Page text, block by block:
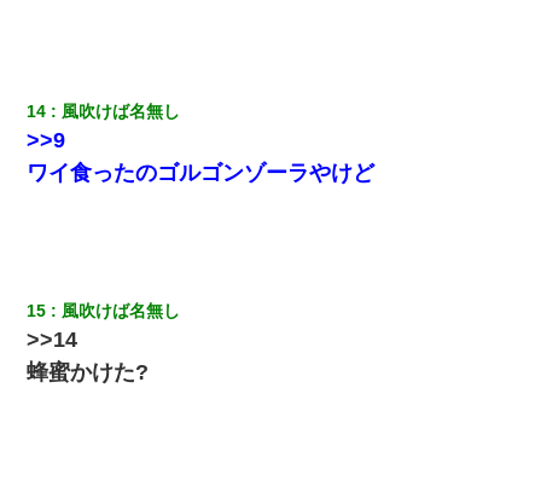
とっさに女児を捕まえたら変質者扱いされた。母親「あっち行っ
てよ！気持ち悪い！（ｼｯｼｯ」→ 後日、俺を見つけた母親がすっ飛
んできて・・・
俺「初対面でなに言ったか覚えてる？」嫁「臭いんだよ！キモオ
タ？だっけ？」俺「だいたい合ってる。で、なんで告白してきた
の？」→
14 風吹けば名無し
>>9
ワイ食ったのゴルゴンゾーラやけど
15 風吹けば名無し
>>14
蜂蜜かけた?